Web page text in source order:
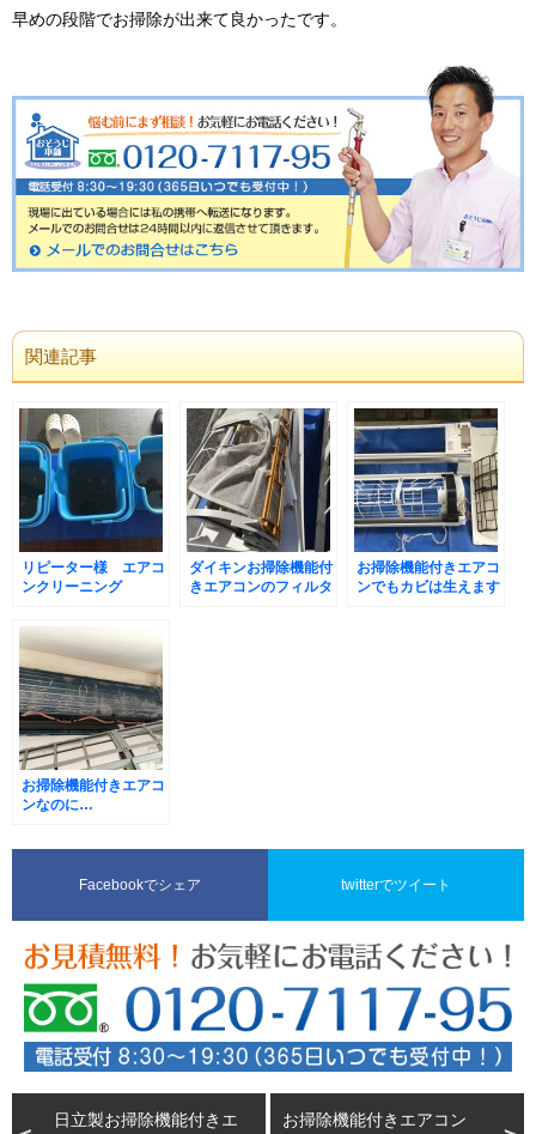
早めの段階でお掃除が出来て良かったです。
関連記事
リピーター様 エアコ
ンクリーニング
ダイキンお掃除機能付
きエアコンのフィルタ
お掃除機能付きエアコ
ンでもカビは生えます
お掃除機能付きエアコ
ンなのに…
Facebookでシェア twitterでツイート
日立製お掃除機能付きエ お掃除機能付きエアコン